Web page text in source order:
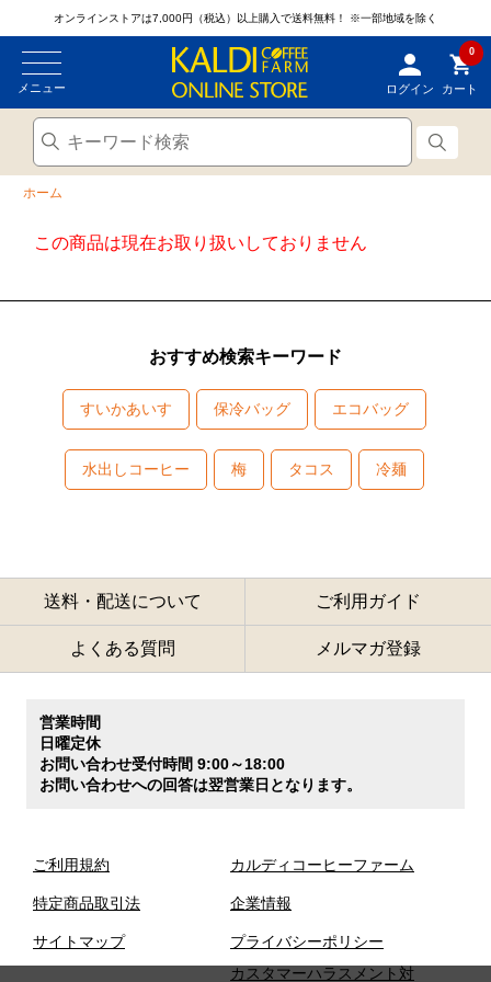
オンラインストアは7,000円（税込）以上購入で送料無料！ ※一部地域を除く
メニュー ログイン
0
カート
ホーム
この商品は現在お取り扱いしておりません
おすすめ検索キーワード
すいかあいす 保冷バッグ エコバッグ
水出しコーヒー 梅 タコス 冷麺
送料・配送について ご利用ガイド
よくある質問 メルマガ登録
営業時間
日曜定休
お問い合わせ受付時間 9:00～18:00
お問い合わせへの回答は翌営業日となります。
ご利用規約
特定商品取引法
サイトマップ
カルディコーヒーファーム
企業情報
プライバシーポリシー
カスタマーハラスメント対